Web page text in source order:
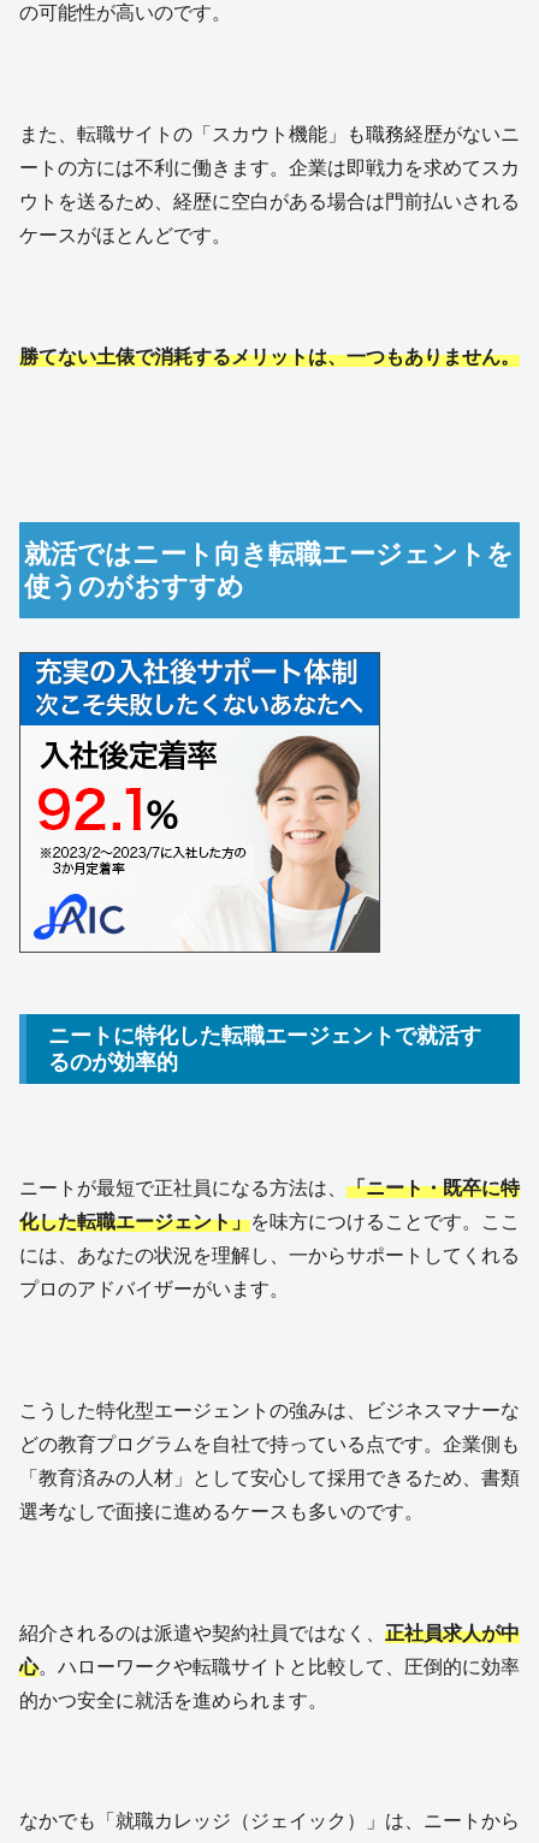
の可能性が高いのです。
また、転職サイトの「スカウト機能」も職務経歴がないニ
ートの方には不利に働きます。企業は即戦力を求めてスカ
ウトを送るため、経歴に空白がある場合は門前払いされる
ケースがほとんどです。
勝てない土俵で消耗するメリットは、一つもありません。
就活ではニート向き転職エージェントを
使うのがおすすめ
ニートに特化した転職エージェントで就活す
るのが効率的
ニートが最短で正社員になる方法は、 「ニート・既卒に特
化した転職エージェント」を味方につけることです。ここ
には、あなたの状況を理解し、一からサポートしてくれる
プロのアドバイザーがいます。
こうした特化型エージェントの強みは、ビジネスマナーな
どの教育プログラムを自社で持っている点です。企業側も
「教育済みの人材」として安心して採用できるため、書類
選考なしで面接に進めるケースも多いのです。
紹介されるのは派遣や契約社員ではなく、 正社員求人が中
心。ハローワークや転職サイトと比較して、圧倒的に効率
的かつ安全に就活を進められます。
なかでも「就職カレッジ（ジェイック）」は、ニートから